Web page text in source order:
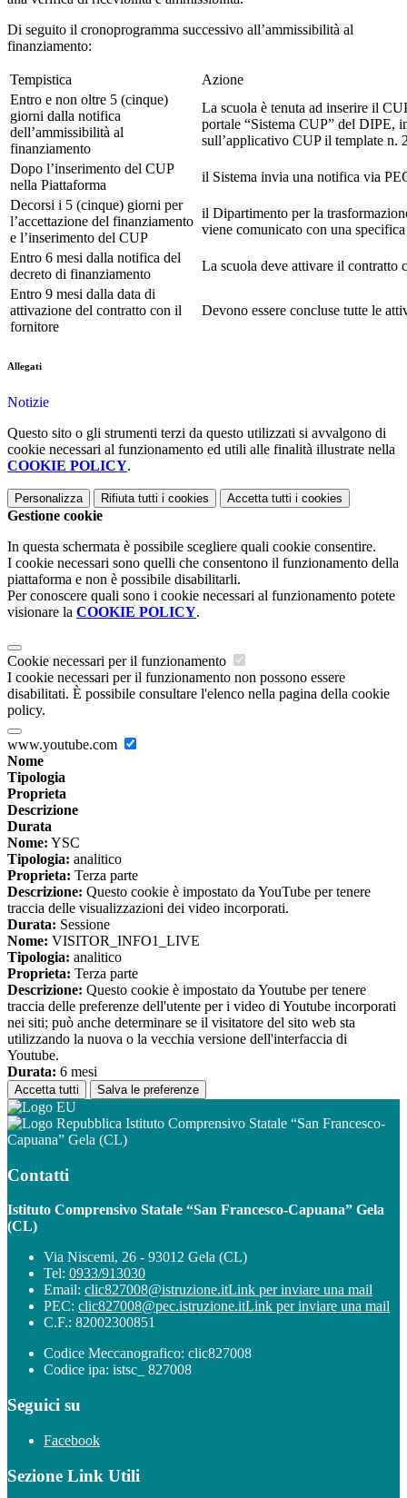
Di seguito il cronoprogramma successivo all’ammissibilità al
finanziamento:
Tempistica
Azione
Entro e non oltre 5 (cinque)
giorni dalla notifica
dell’ammissibilità al
finanziamento
La scuola è tenuta ad inserire il
portale “Sistema CUP” del DIPE,
sull’applicativo CUP il template n.
Dopo l’inserimento del CUP
nella Piattaforma
il Sistema invia una notifica via
Decorsi i 5 (cinque) giorni per
l’accettazione del finanziamento
e l’inserimento del CUP
il Dipartimento per la
viene comunicato con una
Entro 6 mesi dalla notifica del
decreto di finanziamento
La scuola deve attivare il contratto
Entro 9 mesi dalla data di
attivazione del contratto con il
fornitore
Devono essere concluse tutte le
Allegati
Notizie
Questo sito o gli strumenti terzi da questo utilizzati si avvalgono di
cookie necessari al funzionamento ed utili alle finalità illustrate nella
COOKIE POLICY.
Personalizza Rifiuta tutti i cookies Accetta tutti i cookies
Gestione cookie
In questa schermata è possibile scegliere quali cookie consentire.
I cookie necessari sono quelli che consentono il funzionamento della
piattaforma e non è possibile disabilitarli.
Per conoscere quali sono i cookie necessari al funzionamento potete
visionare la COOKIE POLICY.
Cookie necessari per il funzionamento
I cookie necessari per il funzionamento non possono essere
disabilitati. È possibile consultare l'elenco nella pagina della cookie
policy.
www.youtube.com
Nome
Tipologia
Proprieta
Descrizione
Durata
Nome: YSC
Tipologia: analitico
Proprieta: Terza parte
Descrizione: Questo cookie è impostato da YouTube per tenere
traccia delle visualizzazioni dei video incorporati.
Durata: Sessione
Nome: VISITOR_INFO1_LIVE
Tipologia: analitico
Proprieta: Terza parte
Descrizione: Questo cookie è impostato da Youtube per tenere
traccia delle preferenze dell'utente per i video di Youtube incorporati
nei siti; può anche determinare se il visitatore del sito web sta
utilizzando la nuova o la vecchia versione dell'interfaccia di
Youtube.
Durata: 6 mesi
Accetta tutti Salva le preferenze
Istituto Comprensivo Statale “San Francesco-
Capuana” Gela (CL)
Contatti
Istituto Comprensivo Statale “San Francesco-Capuana” Gela
(CL)
Via Niscemi, 26 - 93012 Gela (CL)
Tel: 0933/913030
Email: clic827008@istruzione.itLink per inviare una mail
PEC: clic827008@pec.istruzione.itLink per inviare una mail
C.F.: 82002300851
Codice Meccanografico: clic827008
Codice ipa: istsc_ 827008
Seguici su
Facebook
Sezione Link Utili